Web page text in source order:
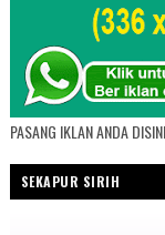
PASANG IKLAN ANDA
SEKAPUR SIRIH